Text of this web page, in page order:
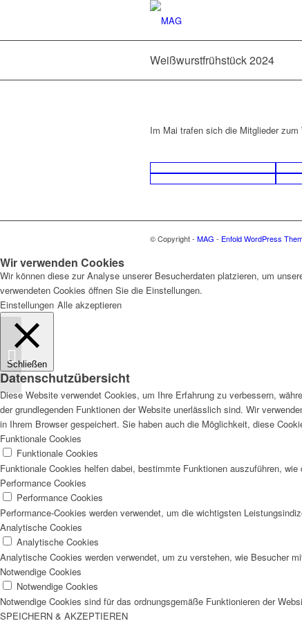
Weißwurstfrühstück 2024
Im Mai trafen sich die Mitglieder
© Copyright - MAG - Enfold WordPress
Wir verwenden Cookies
Wir können diese zur Analyse unserer Besucherdaten platzieren, um
verwendeten Cookies öffnen Sie die Einstellungen.
Einstellungen Alle akzeptieren
Schließen
Datenschutzübersicht
Diese Website verwendet Cookies, um Ihre Erfahrung zu verbessern,
der grundlegenden Funktionen der Website unerlässlich sind. Wir
in Ihrem Browser gespeichert. Sie haben auch die Möglichkeit, diese
Funktionale Cookies
Funktionale Cookies
Funktionale Cookies helfen dabei, bestimmte Funktionen auszuführen,
Performance Cookies
Performance Cookies
Performance-Cookies werden verwendet, um die wichtigsten
Analytische Cookies
Analytische Cookies
Analytische Cookies werden verwendet, um zu verstehen, wie Besucher
Notwendige Cookies
Notwendige Cookies
Notwendige Cookies sind für das ordnungsgemäße Funktionieren der
SPEICHERN & AKZEPTIEREN